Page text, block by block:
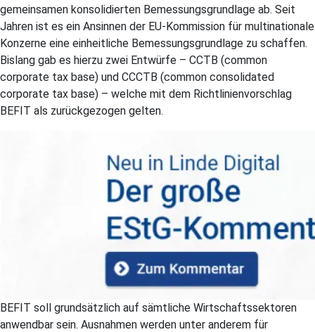
gemeinsamen konsolidierten Bemessungsgrundlage ab. Seit
Jahren ist es ein Ansinnen der EU-Kommission für multinationale
Konzerne eine einheitliche Bemessungsgrundlage zu schaffen.
Bislang gab es hierzu zwei Entwürfe – CCTB (common
corporate tax base) und CCCTB (common consolidated
corporate tax base) – welche mit dem Richtlinienvorschlag
BEFIT als zurückgezogen gelten.
BEFIT soll grundsätzlich auf sämtliche Wirtschaftssektoren
anwendbar sein. Ausnahmen werden unter anderem für